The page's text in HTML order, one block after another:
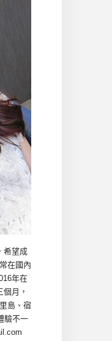
希望成
在國內
年在
月，
島、宿
驗不一